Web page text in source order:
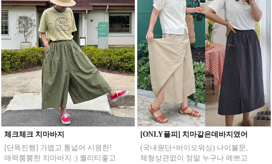
체크체크 치마바지
[단독진행] 가볍고 통넓어 시원한!
매력뿜뿜한 치마바지 :) 퀄리티좋고
[ONLY플피] 치마같은데바지였어
(국내원단+바이오워싱) 나이불문,
체형상관없이 정말 누구나 예쁘고